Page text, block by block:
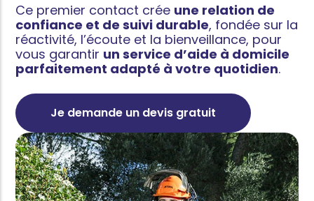
Ce premier contact crée une relation de
confiance et de suivi durable, fondée sur la
réactivité, l’écoute et la bienveillance, pour
vous garantir un service d’aide à domicile
parfaitement adapté à votre quotidien.
Je demande un devis gratuit